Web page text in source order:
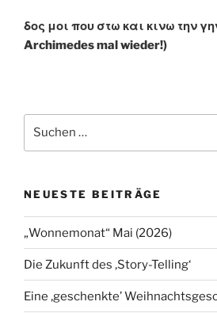
δος μοι που στω και κινω την
Archimedes mal wieder!)
nach:
NEUESTE BEITRÄGE
„Wonnemonat“ Mai (2026)
Die Zukunft des ‚Story-Telling‘
Eine ‚geschenkte’